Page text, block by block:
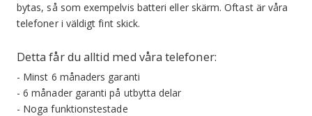
bytas, så som exempelvis batteri eller skärm. Oftast är våra
telefoner i väldigt fint skick.
Detta får du alltid med våra telefoner:
- Minst 6 månaders garanti
- 6 månader garanti på utbytta delar
- Noga funktionstestade